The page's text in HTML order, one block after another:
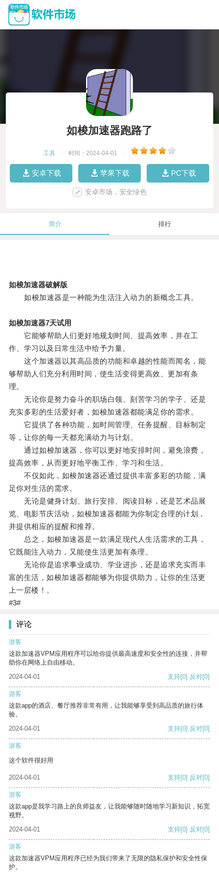
如梭加速器跑路了
工具 时间：2024-04-01
安卓下载 苹果下载 PC下载
安卓市场，安全绿色
简介 排行
如梭加速器破解版
如梭加速器是一种能为生活注入动力的新概念工具。
如梭加速器7天试用
它能够帮助人们更好地规划时间、提高效率，并在工
作、学习以及日常生活中给予力量。
这个加速器以其高品质的功能和卓越的性能而闻名，能
够帮助人们充分利用时间，使生活变得更高效、更加有条
理。
无论你是努力奋斗的职场白领、刻苦学习的学子、还是
充实多彩的生活爱好者，如梭加速器都能满足你的需求。
它提供了各种功能，如时间管理、任务提醒、目标制定
等，让你的每一天都充满动力与计划。
通过如梭加速器，你可以更好地安排时间，避免浪费，
提高效率，从而更好地平衡工作、学习和生活。
不仅如此，如梭加速器还通过提供丰富多彩的功能，满
足你对生活的需求。
无论是健身计划、旅行安排、阅读目标，还是艺术品展
览、电影节庆活动，如梭加速器都能为你制定合理的计划，
并提供相应的提醒和推荐。
总之，如梭加速器是一款满足现代人生活需求的工具，
它既能注入动力，又能使生活更加有条理。
无论你是追求事业成功、学业进步，还是追求充实而丰
富的生活，如梭加速器都能够为你提供助力，让你的生活更
上一层楼！。
#3#
评论
游客
这款加速器VPM应用程序可以给你提供最高速度和安全性的连接，并帮
助你在网络上自由移动。
2024-04-01
支持[0] 反对[0]
游客
这款app的酒店、餐厅推荐非常有用，让我能够享受到高品质的旅行体
验。
2024-04-01
支持[0] 反对[0]
游客
这个软件很好用
2024-04-01 支持[0] 反对[0]
游客
这款app是我学习路上的良师益友，让我能够随时随地学习新知识，拓宽
视野。
2024-04-01
支持[0] 反对[0]
游客
这款加速器VPM应用程序已经为我们带来了无限的隐私保护和安全性保
护。